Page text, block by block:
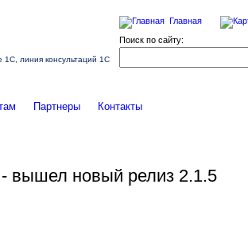
1С, линия консультаций 1С
Главная
Поиск по сайту:
Партнеры Контакты
вышел новый релиз 2.1.5